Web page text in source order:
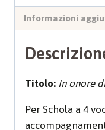
Informazioni
Titolo: In onore
Per Schola a 4